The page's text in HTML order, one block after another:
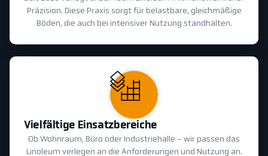
Präzision. Diese Praxis sorgt für belastbare, gleichmäßige
Böden, die auch bei intensiver Nutzung standhalten.
Vielfältige Einsatzbereiche
Ob Wohnraum, Büro oder Industriehalle - wir passen das
Linoleum verlegen an die Anforderungen und Nutzung an.